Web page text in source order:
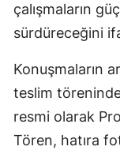
çalışmaların
sürdüreceğini
Konuşmaların
teslim
resmi olarak
Tören, hatıra